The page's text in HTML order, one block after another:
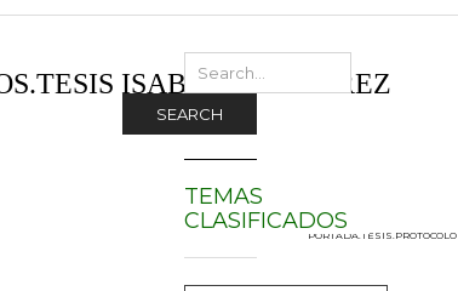
ISABEL GUTIÉRREZ
PORTADA.TESIS.PROTOCOLO
SEARCH
TEMAS
CLASIFICADOS